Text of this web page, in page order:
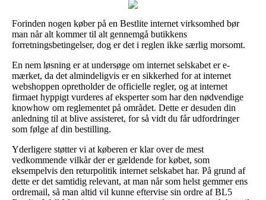
Forinden nogen køber på en Bestlite internet virksomhed bør
man når alt kommer til alt gennemgå butikkens
forretningsbetingelser, dog er det i reglen ikke særlig morsomt.
En nem løsning er at undersøge om internet selskabet er e-
mærket, da det almindeligvis er en sikkerhed for at internet
webshoppen opretholder de officielle regler, og at internet
firmaet hyppigt vurderes af eksperter som har den nødvendige
knowhow om reglementet på området. Dette er desuden din
anledning til at blive assisteret, for så vidt du får udfordringer
som følge af din bestilling.
Yderligere støtter vi at køberen er klar over de mest
vedkommende vilkår der er gældende for købet, som
eksempelvis den returpolitik internet selskabet har. På grund af
dette er det samtidig relevant, at man når som helst gemmer ens
ordremail, så man altid vil kunne eftervise sin ordre af BL5